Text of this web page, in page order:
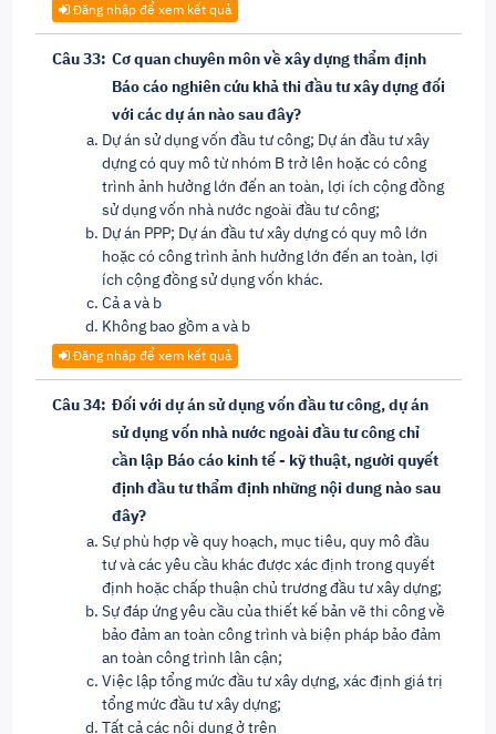
Đăng nhập để xem kết quả
Câu 33: Cơ quan chuyên môn về xây dựng thẩm định
Báo cáo nghiên cứu khả thi đầu tư xây dựng đối
với các dự án nào sau đây?
Dự án sử dụng vốn đầu tư công; Dự án đầu tư xây
dựng có quy mô từ nhóm B trở lên hoặc có công
trình ảnh hưởng lớn đến an toàn, lợi ích cộng đồng
sử dụng vốn nhà nước ngoài đầu tư công;
Dự án PPP; Dự án đầu tư xây dựng có quy mô lớn
hoặc có công trình ảnh hưởng lớn đến an toàn, lợi
ích cộng đồng sử dụng vốn khác.
Cả a và b
Không bao gồm a và b
Đăng nhập để xem kết quả
Câu 34: Đối với dự án sử dụng vốn đầu tư công, dự án
sử dụng vốn nhà nước ngoài đầu tư công chỉ
cần lập Báo cáo kinh tế - kỹ thuật, người quyết
định đầu tư thẩm định những nội dung nào sau
đây?
Sự phù hợp về quy hoạch, mục tiêu, quy mô đầu
tư và các yêu cầu khác được xác định trong quyết
định hoặc chấp thuận chủ trương đầu tư xây dựng;
Sự đáp ứng yêu cầu của thiết kế bản vẽ thi công về
bảo đảm an toàn công trình và biện pháp bảo đảm
an toàn công trình lân cận;
Việc lập tổng mức đầu tư xây dựng, xác định giá trị
tổng mức đầu tư xây dựng;
Tất cả các nội dung ở trên